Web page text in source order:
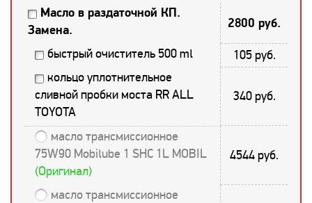
Масло в раздаточной КП.
Замена.
2800 руб.
быстрый очиститель 500 ml
105 руб.
кольцо уплотнительное
сливной пробки моста RR ALL
TOYOTA
340 руб.
масло трансмиссионное
75W90 Mobilube 1 SHC 1L MOBIL
(Оригинал)
4544 руб.
масло трансмиссионное